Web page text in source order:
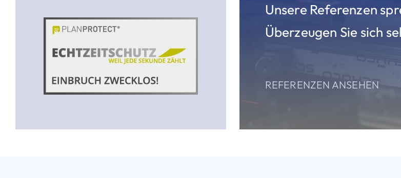
Unsere Referenzen
Überzeugen Sie sich
REFERENZEN ANSEHEN